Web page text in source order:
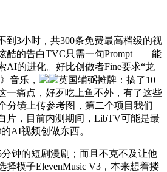
3小时，共300条免费最高档级的视
酷的告白TVC只需一句Prompt——能
AI的进化。好比创做者Fine要求“龙
音乐，
英国辅弼摊牌：搞了10
一痛点，好歹吃上鱼不外，有了这些
分镜上传参考图，第二个项目我们
片，目前内测期间，LibTV可能是最
AI视频创做东西。
的短剧漫剧；而且不克不及让他
择模子ElevenMusic V3，本来想着搂